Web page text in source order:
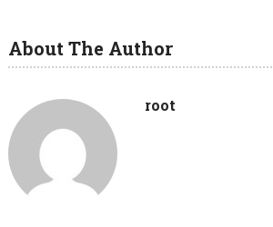
About The Author
root